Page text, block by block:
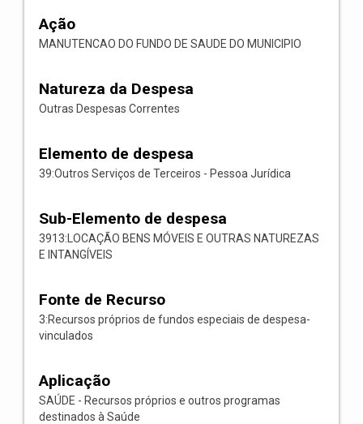
Ação
MANUTENCAO DO FUNDO DE SAUDE DO MUNICIPIO
Natureza da Despesa
Outras Despesas Correntes
Elemento de despesa
39:Outros Serviços de Terceiros - Pessoa Jurídica
Sub-Elemento de despesa
3913:LOCAÇÃO BENS MÓVEIS E OUTRAS NATUREZAS
E INTANGÍVEIS
Fonte de Recurso
3:Recursos próprios de fundos especiais de despesa-
vinculados
Aplicação
SAÚDE - Recursos próprios e outros programas
destinados à Saúde